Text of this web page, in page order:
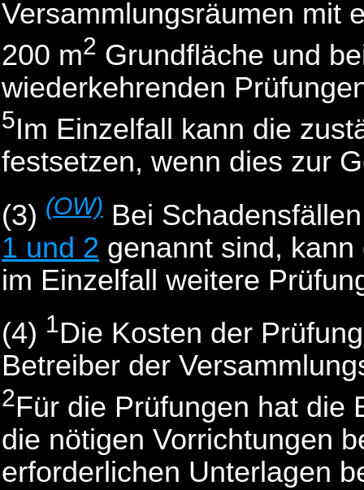
Versammlungsräumen mit
200 m2 Grundfläche und
wiederkehrenden
5Im Einzelfall kann die
festsetzen, wenn dies zur
(3) (OW) Bei
1 und 2 genannt sind,
im Einzelfall weitere
(4) 1Die Kosten der
Betreiber der
2Für die Prüfungen hat die
die nötigen Vorrichtungen
erforderlichen Unterlagen